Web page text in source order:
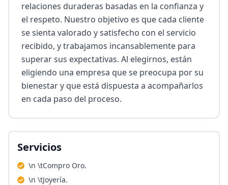
relaciones duraderas basadas en la confianza y
el respeto. Nuestro objetivo es que cada cliente
se sienta valorado y satisfecho con el servicio
recibido, y trabajamos incansablemente para
superar sus expectativas. Al elegirnos, están
eligiendo una empresa que se preocupa por su
bienestar y que está dispuesta a acompañarlos
en cada paso del proceso.
Servicios
\n \tCompro Oro.
\n \tJoyería.